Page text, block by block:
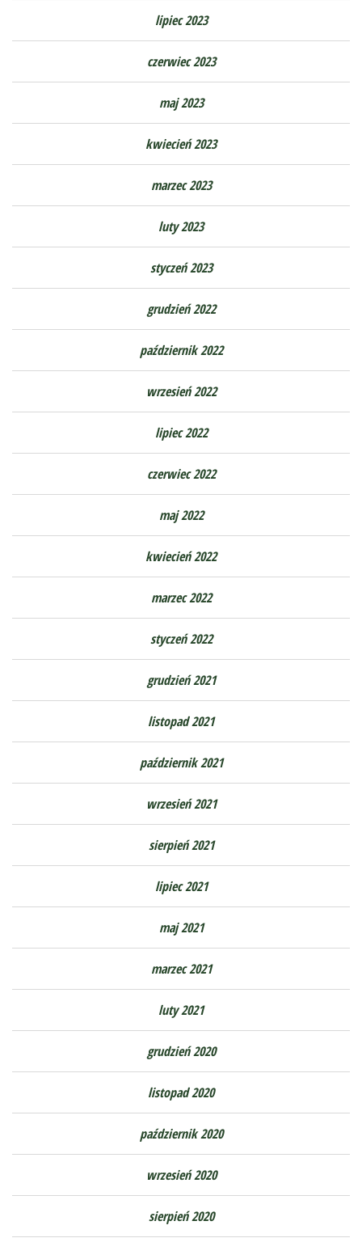
lipiec 2023
czerwiec 2023
maj 2023
kwiecień 2023
marzec 2023
luty 2023
styczeń 2023
grudzień 2022
październik 2022
wrzesień 2022
lipiec 2022
czerwiec 2022
maj 2022
kwiecień 2022
marzec 2022
styczeń 2022
grudzień 2021
listopad 2021
październik 2021
wrzesień 2021
sierpień 2021
lipiec 2021
maj 2021
marzec 2021
luty 2021
grudzień 2020
listopad 2020
październik 2020
wrzesień 2020
sierpień 2020